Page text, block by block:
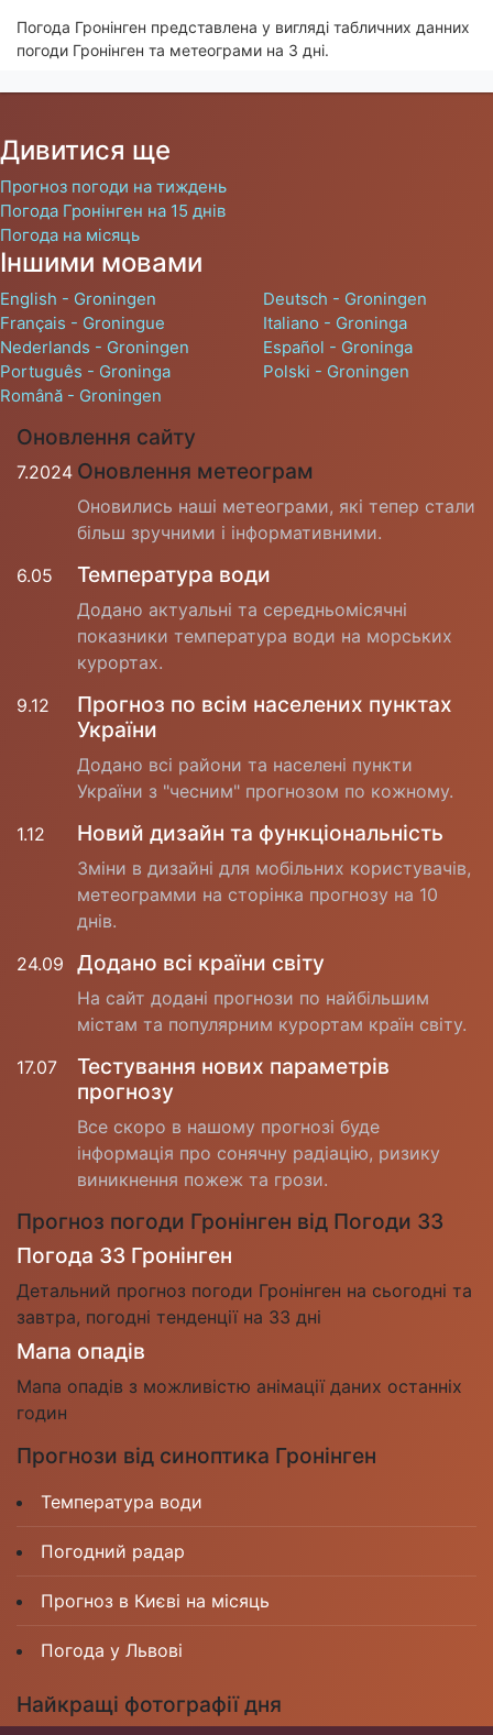
Погода Гронінген представлена у вигляді табличних данних
погоди Гронінген та метеограми на 3 дні.
Дивитися ще
Прогноз погоди на тиждень
Погода Гронінген на 15 днів
Погода на місяць
Іншими мовами
English - Groningen
Deutsch - Groningen
Français - Groningue
Italiano - Groninga
Nederlands - Groningen
Español - Groninga
Português - Groninga
Polski - Groningen
Română - Groningen
Оновлення сайту
7.2024 Оновлення метеограм
Оновились наші метеограми, які тепер стали
більш зручними і інформативними.
6.05
Температура води
Додано актуальні та середньомісячні
показники температура води на морських
курортах.
9.12
Прогноз по всім населених пунктах
України
Додано всі райони та населені пункти
України з "чесним" прогнозом по кожному.
1.12
Новий дизайн та функціональність
Зміни в дизайні для мобільних користувачів,
метеограмми на сторінка прогнозу на 10
днів.
24.09
Додано всі країни світу
На сайт додані прогнози по найбільшим
містам та популярним курортам країн світу.
17.07
Тестування нових параметрів
прогнозу
Все скоро в нашому прогнозі буде
інформація про сонячну радіацію, ризику
виникнення пожеж та грози.
Прогноз погоди Гронінген від Погоди 33
Погода 33 Гронінген
Детальний прогноз погоди Гронінген на сьогодні та
завтра, погодні тенденції на 33 дні
Мапа опадів
Мапа опадів з можливістю анімації даних останніх
годин
Прогнози від синоптика Гронінген
Температура води
Погодний радар
Прогноз в Києві на місяць
Погода у Львові
Найкращі фотографії дня